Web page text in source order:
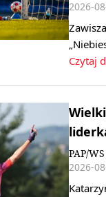
2026-
Czytaj
PAP/WS
2026-